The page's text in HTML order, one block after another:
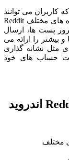
کاربران می توانند
از آن برای مرور و شرکت در انجمن ها و گروه های مختلف Reddit
مرور پست ها، ارسال
بیشتر را ارائه می
مثل نشانه گذاری
حساب های خود
مختلف